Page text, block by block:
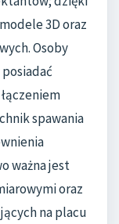
3D oraz
Osoby
spawania
ważna jest
oraz
na placu